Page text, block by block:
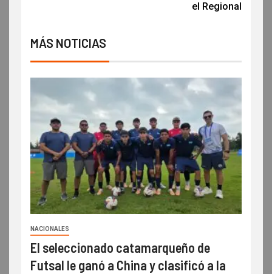
el Regional
MÁS NOTICIAS
NACIONALES
El seleccionado catamarqueño de
Futsal le ganó a China y clasificó a la